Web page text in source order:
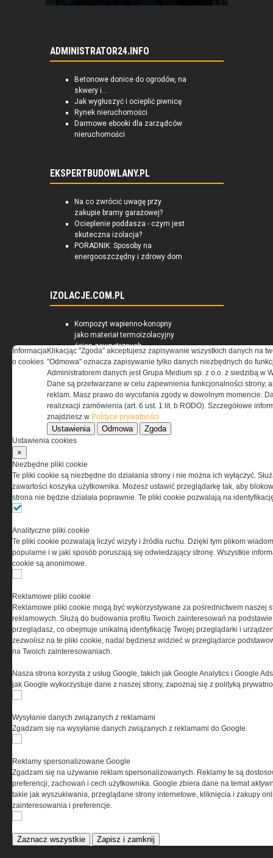
ADMINISTRATOR24.INFO
Betonowe donice do ogrodów, na
skwery i...
Jak wygłuszyć i ocieplić piwnicę
Rynek nieruchomości
Darmowe ebooki dla zarządców
nieruchomości
EKSPERTBUDOWLANY.PL
Na co zwrócić uwagę przy
zakupie bramy garażowej?
Ocieplenie poddasza - czym jest
skuteczna izolacja?
PORADNIK: Sposoby na
energooszczędny i zdrowy dom
IZOLACJE.COM.PL
Kompozyt wapienno-konopny
jako materiał termoizolacyjny
ścian zewnętrznych
Materiały termoizolacyjne
przeznaczone do wysokich
temperatur -...
Warunki Techniczne 2021 dla
przegród i złączy budowlanych
RYNEKINSTALACYJNY.PL
Przeciwpożarowe instalacje
wodociągowe – stan prawny
Zapotrzebowanie na moc
cieplną i energię użytkową do
Pomieszczenia kotłowni
gazowych
ELEKTRO.INFO
WAGO 221 - teraz również w
wersji 6 mm²
Dlaczego warto wybrać
ogrzewanie...
domu?
Informacja
o cookies
Klikacjąc "Zgoda" akceptujesz zapisywanie wszystkich danych na
"Odmowa" oznacza zapisywanie tylko danych niezbędnych do
Administratorem danych jest Grupa Medium sp. z o.o. z siedzibą w
Dane są przetwarzane w celu zapewnienia funkcjonalności strony,
reklam. Masz prawo do wycofania zgody w dowolnym momencie.
realizxacji zamówienia (art. 6 ust. 1 lit. b RODO). Szczegółowe
znajdziesz w Polityce prywatności
Ustawienia Odmowa Zgoda
Ustawienia cookies
×
Niezbędne pliki cookie
Te pliki cookie są niezbędne do działania strony i nie można ich wyłączyć.
zawartości koszyka użytkownika. Możesz ustawić przeglądarkę tak, aby
strona nie będzie działała poprawnie. Te pliki cookie pozwalają na
Analityczne pliki cookie
Te pliki cookie pozwalają liczyć wizyty i źródła ruchu. Dzięki tym plikom
popularne i w jaki sposób poruszają się odwiedzający stronę. Wszystkie
cookie są anonimowe.
Reklamowe pliki cookie
Reklamowe pliki cookie mogą być wykorzystywane za pośrednictwem naszej
reklamowych. Służą do budowania profilu Twoich zainteresowań na
przeglądasz, co obejmuje unikalną identyfikację Twojej przeglądarki i
zezwolisz na te pliki cookie, nadal będziesz widzieć w przeglądarce
na Twoich zainteresowaniach.
Nasza strona korzysta z usług Google, takich jak Google Analytics i Google
jak Google wykorzystuje dane z naszej strony, zapoznaj się z polityką
Wysyłanie danych związanych z reklamami
Zgadzam się na wysyłanie danych związanych z reklamami do Google.
Reklamy spersonalizowane Google
Zgadzam się na używanie reklam spersonalizowanych. Reklamy te są
preferencji, zachowań i cech użytkownika. Google zbiera dane na temat
takie jak wyszukiwania, przeglądane strony internetowe, kliknięcia i zakupy
zainteresowania i preferencje.
Zaznacz wszystkie Zapisz i zamknij